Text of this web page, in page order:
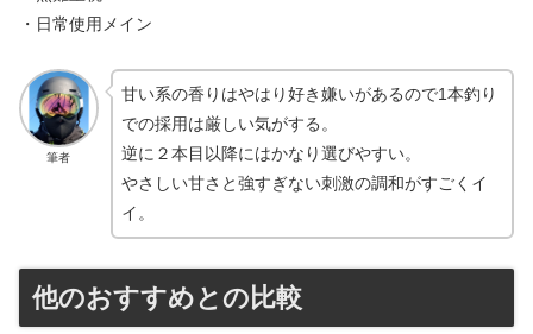
・日常使用メイン
筆者
甘い系の香りはやはり好き嫌いがあるので1本釣り
での採用は厳しい気がする。
逆に２本目以降にはかなり選びやすい。
やさしい甘さと強すぎない刺激の調和がすごくイ
イ。
他のおすすめとの比較